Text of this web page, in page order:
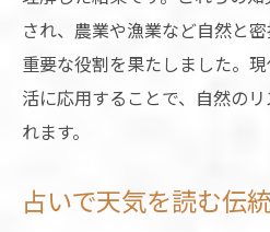
され、農業や漁業など自然と
重要な役割を果たしました。
活に応用することで、自然の
れます。
占いで天気を読む伝